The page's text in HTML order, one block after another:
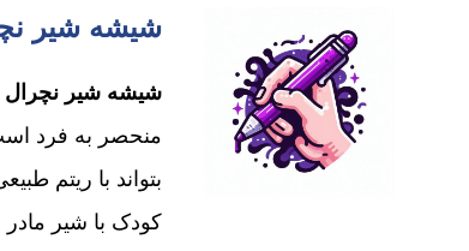
شیشه شیر نچرال ریسپانس
شیشه شیر نچرال
منحصر به فرد
بتواند با ریتم
کودک با شیر